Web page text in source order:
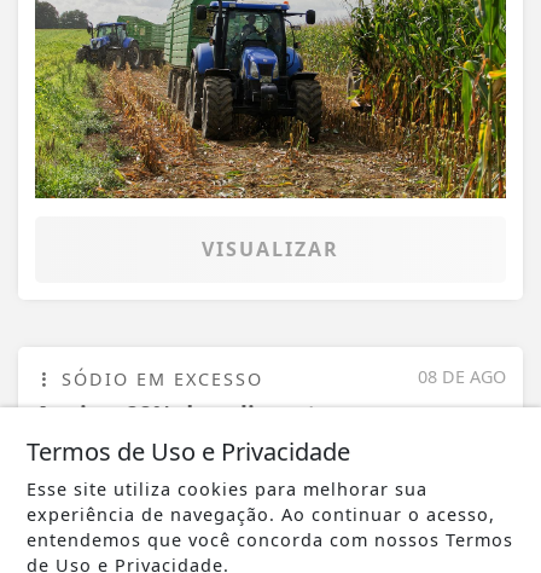
VISUALIZAR
08 DE AGO
SÓDIO EM EXCESSO
Anvisa: 28% dos alimentos
industrializados têm sódio em excesso
Termos de Uso e Privacidade
Esse site utiliza cookies para melhorar sua
experiência de navegação. Ao continuar o acesso,
entendemos que você concorda com nossos Termos
de Uso e Privacidade.